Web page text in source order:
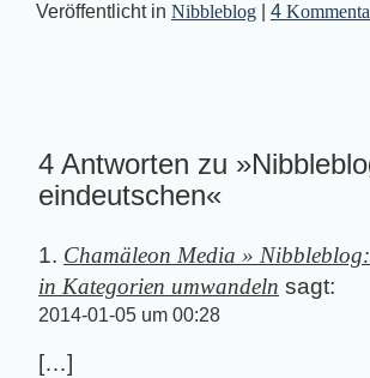
Veröffentlicht in Nibbleblog 4
4 Antworten zu
eindeutschen«
Chamäleon Media »
in Kategorien umwandeln sagt:
2014-01-05 um 00:28
[…]